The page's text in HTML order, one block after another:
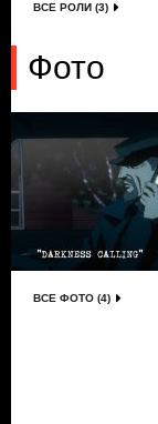
ВСЕ РОЛИ (3)
Фото
ВСЕ ФОТО (4)